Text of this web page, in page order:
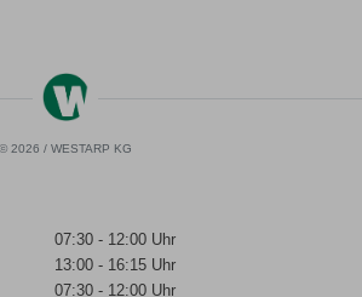
© 2026 / WESTARP KG
07:30 - 12:00 Uhr
13:00 - 16:15 Uhr
07:30 - 12:00 Uhr